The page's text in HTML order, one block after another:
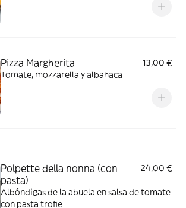
Pizza Margherita
13,00 €
Tomate, mozzarella y albahaca
Polpette della nonna (con
pasta)
24,00 €
Albóndigas de la abuela en salsa de tomate
con pasta trofie